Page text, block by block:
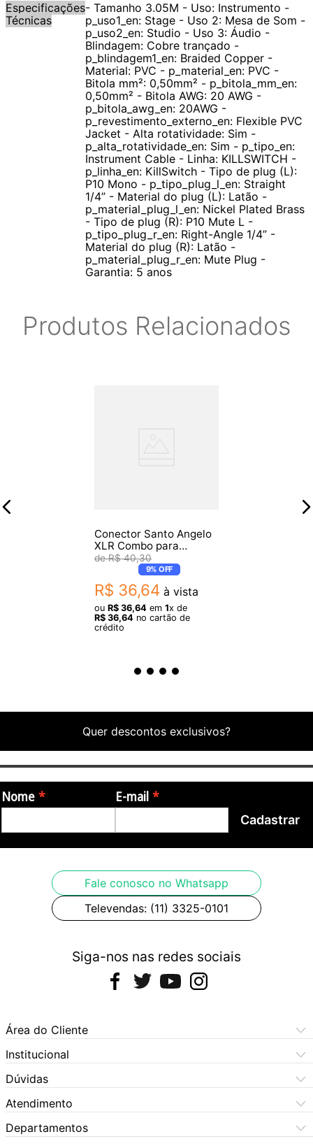
Especificações
Técnicas
- Tamanho 3.05M - Uso: Instrumento -
p_uso1_en: Stage - Uso 2: Mesa de Som -
p_uso2_en: Studio - Uso 3: Áudio -
Blindagem: Cobre trançado -
p_blindagem1_en: Braided Copper -
Material: PVC - p_material_en: PVC -
Bitola mm²: 0,50mm² - p_bitola_mm_en:
0,50mm² - Bitola AWG: 20 AWG -
p_bitola_awg_en: 20AWG -
p_revestimento_externo_en: Flexible PVC
Jacket - Alta rotatividade: Sim -
p_alta_rotatividade_en: Sim - p_tipo_en:
Instrument Cable - Linha: KILLSWITCH -
p_linha_en: KillSwitch - Tipo de plug (L):
P10 Mono - p_tipo_plug_l_en: Straight
1/4” - Material do plug (L): Latão -
p_material_plug_l_en: Nickel Plated Brass
- Tipo de plug (R): P10 Mute L -
p_tipo_plug_r_en: Right-Angle 1/4” -
Material do plug (R): Latão -
p_material_plug_r_en: Mute Plug -
Garantia: 5 anos
Produtos Relacionados
Conector Santo Angelo
XLR Combo para
Conexão XLR e P10
R$ 40,30
9% OFF
R$ 36,64 à vista
ou R$ 36,64 em 1x de
R$ 36,64 no cartão de
crédito
Quer descontos exclusivos?
Nome E-mail
Cadastrar
Fale conosco no Whatsapp
Televendas: (11) 3325-0101
Siga-nos nas redes sociais
Área do Cliente
Meus Pedidos
Meus Dados
Institucional
Central de Atendimento
Dúvidas Frequentes
Formas de Pagamento
Política de Privacidade
Dúvidas
Como Comprar
Dúvidas Frequentes
Política de Cookies
Atendimento
(11) 3060-6100
Segunda à sexta das 9h às 17:30h
Departamentos